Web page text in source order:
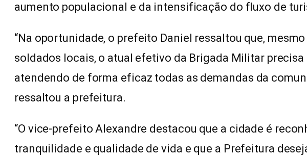
aumento populacional e da intensificação do fluxo de
“Na oportunidade, o prefeito Daniel ressaltou que,
soldados locais, o atual efetivo da Brigada Militar
atendendo de forma eficaz todas as demandas da
ressaltou a prefeitura.
“O vice-prefeito Alexandre destacou que a cidade é
tranquilidade e qualidade de vida e que a Prefeitura